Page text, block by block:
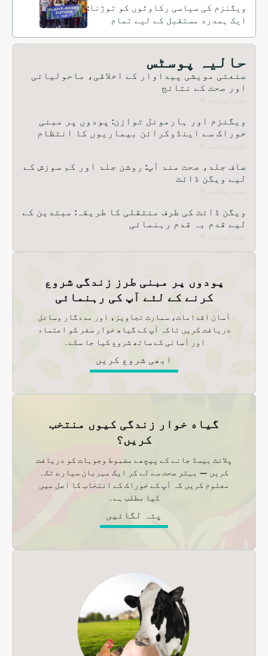
ویگنزم کی سیاسی رکاوٹوں کو توڑنا:
ایک ہمدرد مستقبل کے لیے تمام
حالیہ پوسٹس
صنعتی مویشی پیداوار کے اخلاقی، ماحولیاتی
اور صحت کے نتائج
ویگنزم اور ہارمونل توازن: پودوں پر مبنی
خوراک سے اینڈوکرائن بیماریوں کا انتظام
صاف جلد، صحت مند آپ: روشن جلد اور کم سوزش کے
لیے ویگن ڈائٹ
ویگن ڈائٹ کی طرف منتقلی کا طریقہ: مبتدین کے
لیے قدم بہ قدم رہنمائی
پودوں پر مبنی طرز زندگی شروع
کرنے کے لئے آپ کی رہنمائی
آسان اقدامات، سمارٹ تجاویز، اور مددگار وسائل
دریافت کریں تاکہ آپ کے گیاھ خوار سفر کو اعتماد
اور آسانی کے ساتھ شروع کیا جا سکے۔
ابھی شروع کریں
گیاه خوار زندگی کیوں منتخب
کریں؟
پلانٹ بیسڈ جانے کے پیچھے مضبوط وجوہات کو دریافت
کریں — بہتر صحت سے لے کر ایک مہربان سیارے تک۔
معلوم کریں کہ آپ کے خوراک کے انتخاب کا اصل میں
کیا مطلب ہے۔
پتہ لگائیں